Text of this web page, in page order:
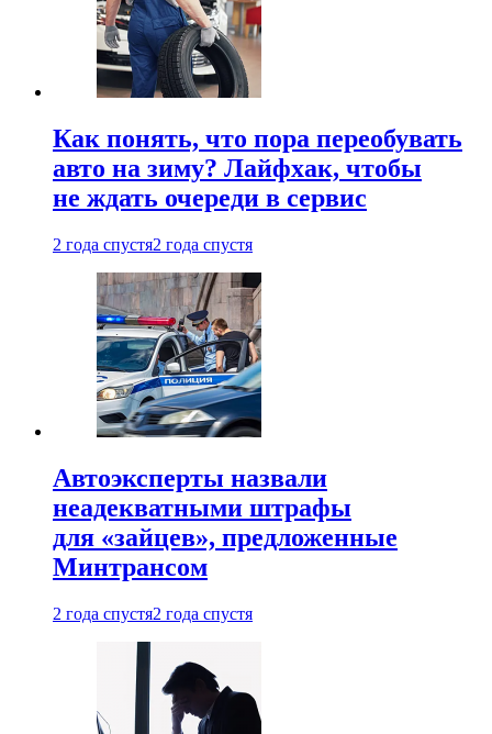
Как понять, что пора переобувать
авто на зиму? Лайфхак, чтобы
не ждать очереди в сервис
2 года спустя2 года спустя
Автоэксперты назвали
неадекватными штрафы
для «зайцев», предложенные
Минтрансом
2 года спустя2 года спустя